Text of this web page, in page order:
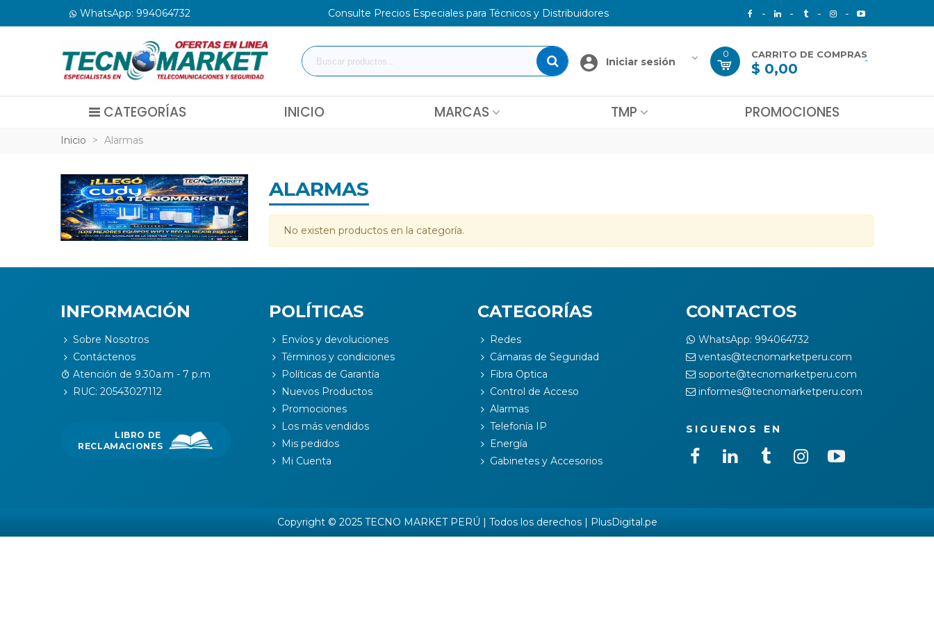
WhatsApp: 994064732 Consulte Precios Especiales para Técnicos y Distribuidores
Iniciar sesión
0 CARRITO DE COMPRAS-
$ 0,00
CATEGORÍAS INICIO MARCAS TMP PROMOCIONES
Inicio > Alarmas
ALARMAS
No existen productos en la categoría.
INFORMACIÓN
Sobre Nosotros
Contáctenos
Atención de 9.30a.m - 7 p.m
RUC: 20543027112
LIBRO DE
RECLAMACIONES
POLÍTICAS
Envíos y devoluciones
Términos y condiciones
Políticas de Garantía
Nuevos Productos
Promociones
Los más vendidos
Mis pedidos
Mi Cuenta
CATEGORÍAS
Redes
Cámaras de Seguridad
Fibra Optica
Control de Acceso
Alarmas
Telefonía IP
Energía
Gabinetes y Accesorios
CONTACTOS
WhatsApp: 994064732
ventas@tecnomarketperu.com
soporte@tecnomarketperu.com
informes@tecnomarketperu.com
SIGUENOS EN
Copyright © 2025 TECNO MARKET PERÚ | Todos los derechos | PlusDigital.pe